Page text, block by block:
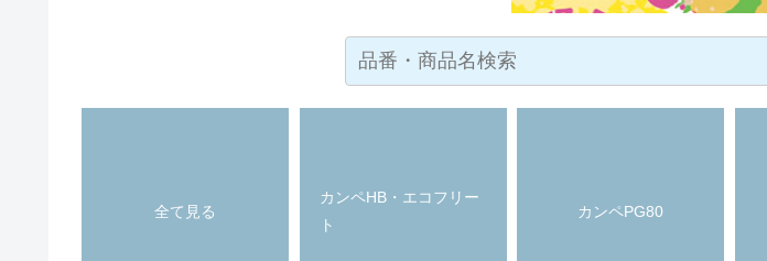
全て見る
カンペHB・エコフリー
ト
カンペPG80